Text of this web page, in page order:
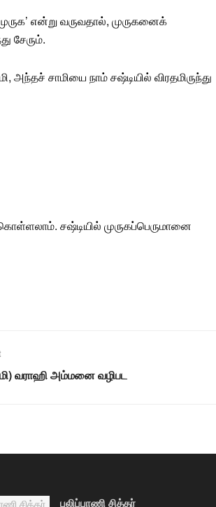
என்று வருவதால், முருகனைக்
சேரும்.
, அந்தச் சாமியை நாம்சஷ்டியில் விரதமிருந்து
சஷ்டியில் முருகப்பெருமானை
வராஹி அம்மனை வழிபட
புலிப்பாணி சித்தர்